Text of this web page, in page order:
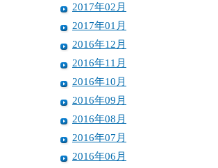
2017年02月
2017年01月
2016年12月
2016年11月
2016年10月
2016年09月
2016年08月
2016年07月
2016年06月